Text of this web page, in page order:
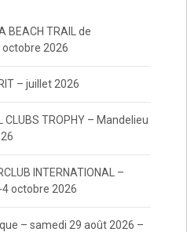
BEACH TRAIL de
octobre 2026
– juillet 2026
CLUBS TROPHY – Mandelieu
INTERNATIONAL –
octobre 2026
– samedi 29 août 2026 –